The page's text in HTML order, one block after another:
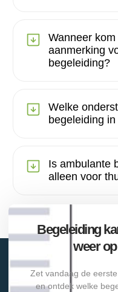
Wanneer
aanmerking
begeleiding?
Welke
begeleiding
Is ambulante
alleen voor
Begeleiding
weer
Zet vandaag de
en ontdek welke